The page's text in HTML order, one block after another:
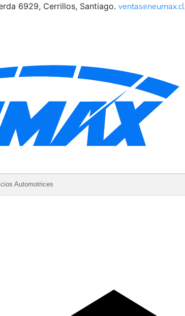
6929, Cerrillos, Santiago. ventas@neumax.cl